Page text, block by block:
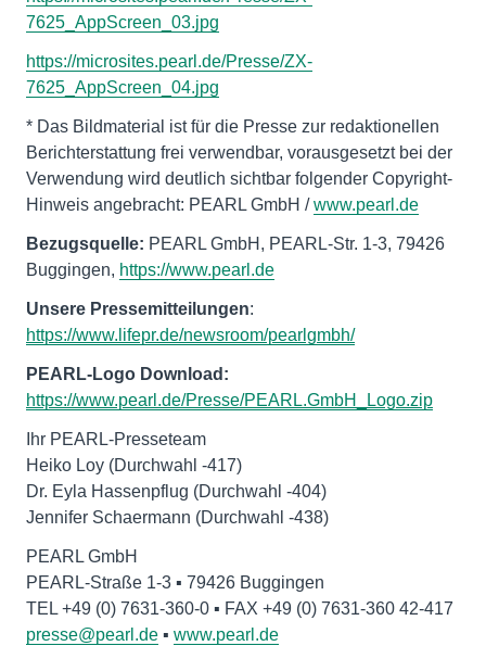
7625_AppScreen_03.jpg
https://microsites.pearl.de/Presse/ZX-
7625_AppScreen_04.jpg
* Das Bildmaterial ist für die Presse zur redaktionellen
Berichterstattung frei verwendbar, vorausgesetzt bei der
Verwendung wird deutlich sichtbar folgender Copyright-
Hinweis angebracht: PEARL GmbH /www.pearl.de
Bezugsquelle: PEARL GmbH, PEARL-Str. 1-3, 79426
Buggingen, https://www.pearl.de
Unsere Pressemitteilungen:
https://www.lifepr.de/newsroom/pearlgmbh/
PEARL-Logo Download:
https://www.pearl.de/Presse/PEARL.GmbH_Logo.zip
Ihr PEARL-Presseteam
Heiko Loy (Durchwahl -417)
Dr. Eyla Hassenpflug (Durchwahl -404)
Jennifer Schaermann (Durchwahl -438)
PEARL GmbH
PEARL-Straße 1-3 ▪ 79426 Buggingen
presse@pearl.de ▪ www.pearl.de